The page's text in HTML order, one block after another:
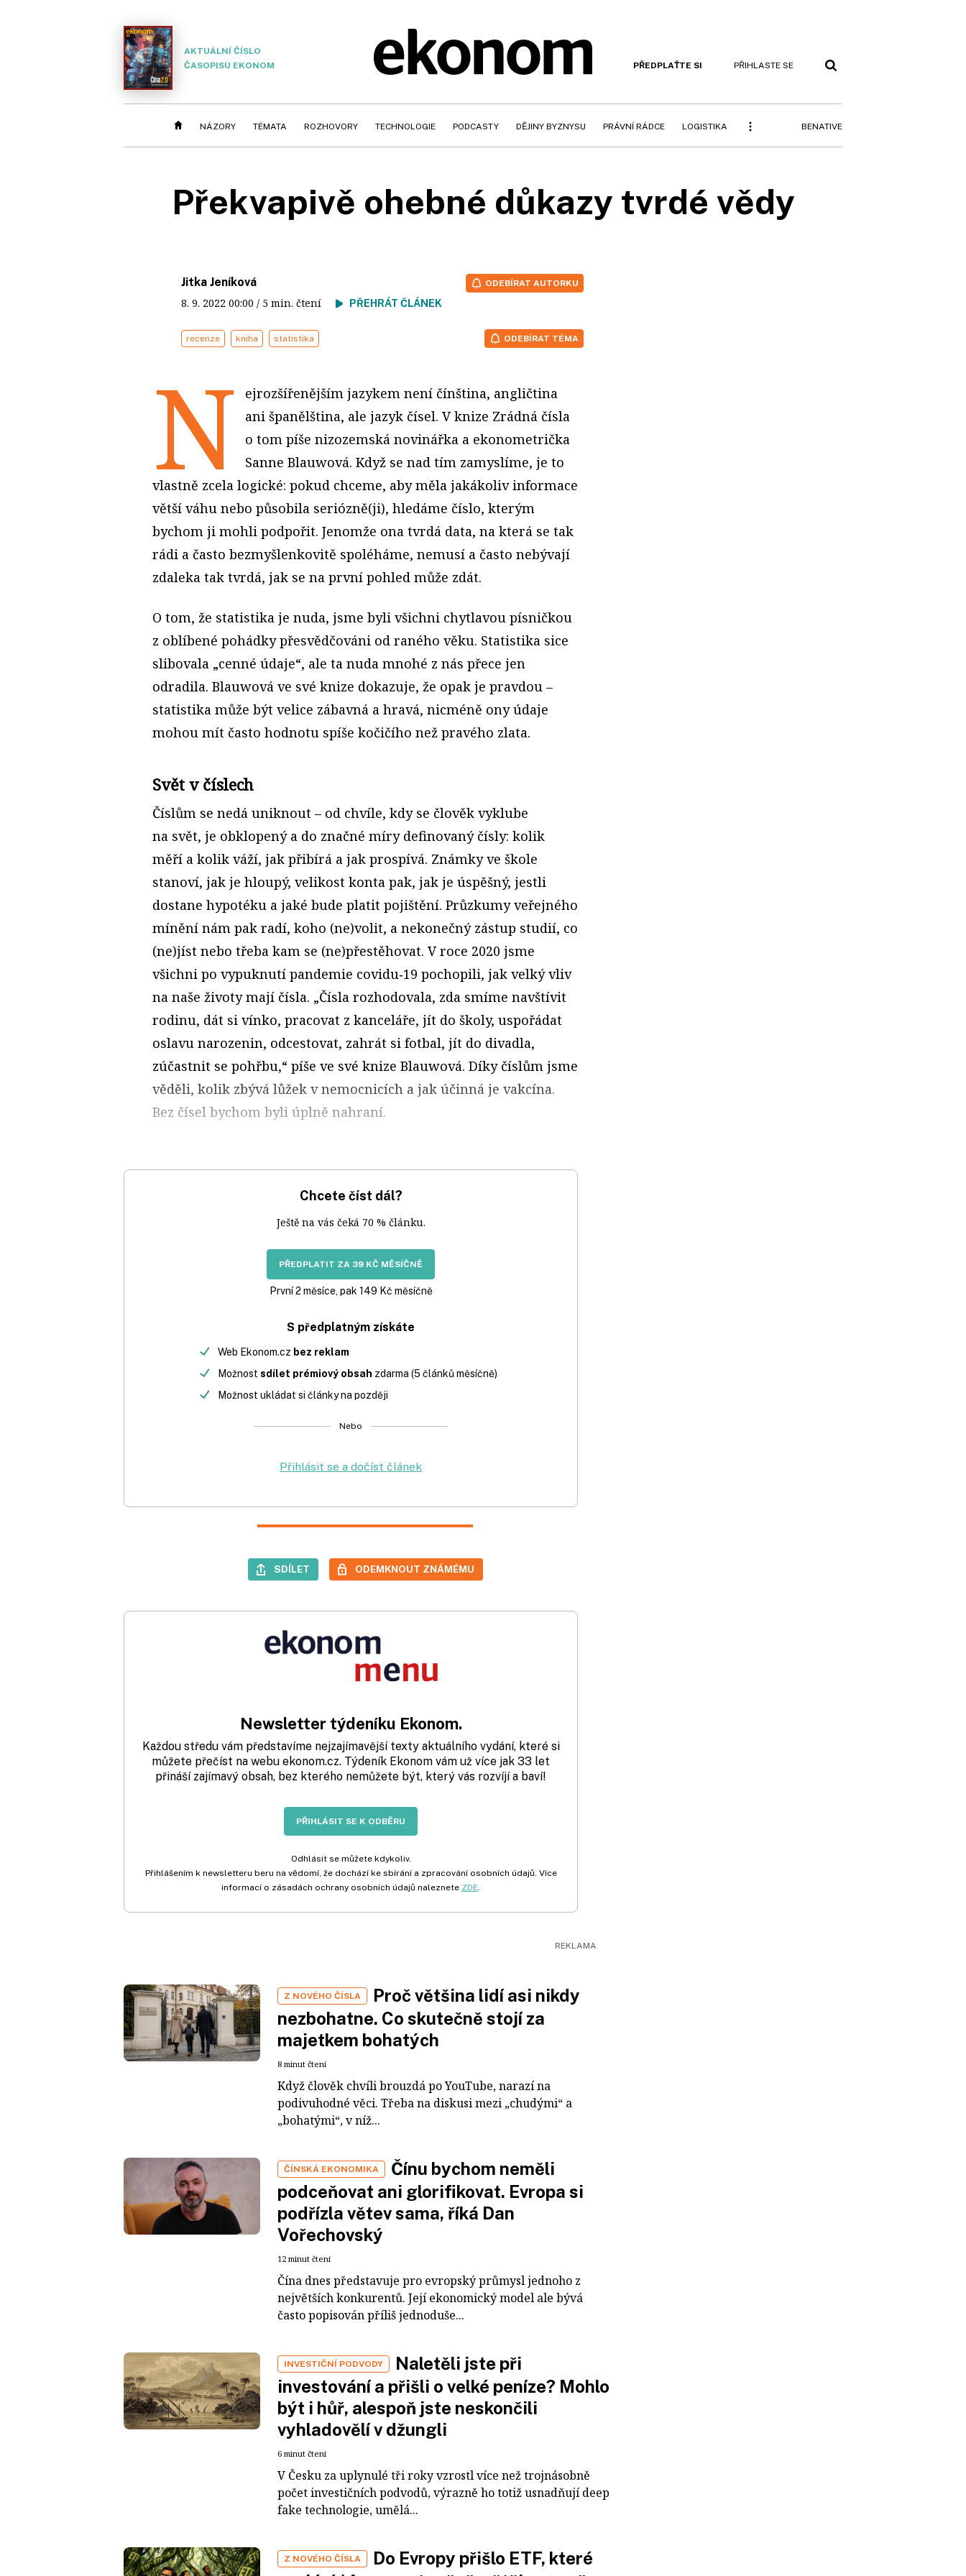
AKTUÁLNÍ ČÍSLO
ČASOPISU EKONOM
PŘEDPLAŤTE SI PŘIHLASTE SE
NÁZORY TÉMATA ROZHOVORY TECHNOLOGIE PODCASTY DĚJINY BYZNYSU PRÁVNÍ RÁDCE LOGISTIKA BENATIVE
Překvapivě ohebné důkazy tvrdé vědy
Jitka Jeníková
8. 9. 2022 00:00 / 5 min. čtení PŘEHRÁT ČLÁNEK
ODEBÍRAT AUTORKU
recenze kniha statistika ODEBÍRAT TÉMA
N
ejrozšířenějším jazykem není čínština, angličtina
ani španělština, ale jazyk čísel. V knize Zrádná čísla
o tom píše nizozemská novinářka a ekonometrička
Sanne Blauwová. Když se nad tím zamyslíme, je to
vlastně zcela logické: pokud chceme, aby měla jakákoliv informace
větší váhu nebo působila seriózně(ji), hledáme číslo, kterým
bychom ji mohli podpořit. Jenomže ona tvrdá data, na která se tak
rádi a často bezmyšlenkovitě spoléháme, nemusí a často nebývají
zdaleka tak tvrdá, jak se na první pohled může zdát.
O tom, že statistika je nuda, jsme byli všichni chytlavou písničkou
z oblíbené pohádky přesvědčováni od raného věku. Statistika sice
slibovala „cenné údaje“, ale ta nuda mnohé z nás přece jen
odradila. Blauwová ve své knize dokazuje, že opak je pravdou –
statistika může být velice zábavná a hravá, nicméně ony údaje
mohou mít často hodnotu spíše kočičího než pravého zlata.
Svět v číslech
Číslům se nedá uniknout – od chvíle, kdy se člověk vyklube
na svět, je obklopený a do značné míry definovaný čísly: kolik
měří a kolik váží, jak přibírá a jak prospívá. Známky ve škole
stanoví, jak je hloupý, velikost konta pak, jak je úspěšný, jestli
dostane hypotéku a jaké bude platit pojištění. Průzkumy veřejného
mínění nám pak radí, koho (ne)volit, a nekonečný zástup studií, co
(ne)jíst nebo třeba kam se (ne)přestěhovat. V roce 2020 jsme
všichni po vypuknutí pandemie covidu‑19 pochopili, jak velký vliv
na naše životy mají čísla. „Čísla rozhodovala, zda smíme navštívit
rodinu, dát si vínko, pracovat z kanceláře, jít do školy, uspořádat
oslavu narozenin, odcestovat, zahrát si fotbal, jít do divadla,
zúčastnit se pohřbu,“ píše ve své knize Blauwová. Díky číslům jsme
věděli, kolik zbývá lůžek v nemocnicích a jak účinná je vakcína.
Bez čísel bychom byli úplně nahraní.
Chcete číst dál?
Ještě na vás čeká 70 % článku.
PŘEDPLATIT ZA 39 KČ MĚSÍČNĚ
První 2 měsíce, pak 149 Kč měsíčně
S předplatným získáte
Web Ekonom.cz bez reklam
Možnost sdílet prémiový obsah zdarma (5 článků měsíčně)
Možnost ukládat si články na později
Nebo
Přihlásit se a dočíst článek
SDÍLET ODEMKNOUT ZNÁMÉMU
Newsletter týdeníku Ekonom.
Každou středu vám představíme nejzajímavější texty aktuálního vydání, které si
můžete přečíst na webu ekonom.cz. Týdeník Ekonom vám už více jak 33 let
přináší zajímavý obsah, bez kterého nemůžete být, který vás rozvíjí a baví!
PŘIHLÁSIT SE K ODBĚRU
Odhlásit se můžete kdykoliv.
Přihlášením k newsletteru beru na vědomí, že dochází ke sbírání a zpracování osobních údajů. Více
informací o zásadách ochrany osobních údajů naleznete ZDE.
Z NOVÉHO ČÍSLA
Proč většina lidí asi nikdy
nezbohatne. Co skutečně stojí za
majetkem bohatých
8 minut čtení
Když člověk chvíli brouzdá po YouTube, narazí na
podivuhodné věci. Třeba na diskusi mezi „chudými“ a
„bohatými“, v níž...
ČÍNSKÁ EKONOMIKA
Čínu bychom neměli
podceňovat ani glorifikovat. Evropa si
podřízla větev sama, říká Dan
Vořechovský
12 minut čtení
Čína dnes představuje pro evropský průmysl jednoho z
největších konkurentů. Její ekonomický model ale bývá
často popisován příliš jednoduše...
INVESTIČNÍ PODVODY
Naletěli jste při
investování a přišli o velké peníze? Mohlo
být i hůř, alespoň jste neskončili
vyhladovělí v džungli
6 minut čtení
V Česku za uplynulé tři roky vzrostl více než trojnásobně
počet investičních podvodů, výrazně ho totiž usnadňují deep
fake technologie, umělá...
Z NOVÉHO ČÍSLA
Do Evropy přišlo ETF, které